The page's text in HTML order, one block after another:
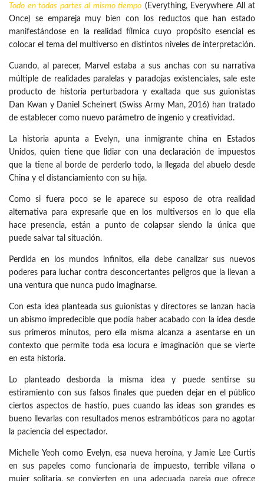
Todo en todas partes al mismo tiempo (Everything, Everywhere All at
Once) se empareja muy bien con los reductos que han estado
manifestándose en la realidad fílmica cuyo propósito esencial es
colocar el tema del multiverso en distintos niveles de interpretación.
Cuando, al parecer, Marvel estaba a sus anchas con su narrativa
múltiple de realidades paralelas y paradojas existenciales, sale este
producto de historia perturbadora y exaltada que sus guionistas
Dan Kwan y Daniel Scheinert (Swiss Army Man, 2016) han tratado
de establecer como nuevo parámetro de ingenio y creatividad.
La historia apunta a Evelyn, una inmigrante china en Estados
Unidos, quien tiene que lidiar con una declaración de impuestos
que la tiene al borde de perderlo todo, la llegada del abuelo desde
China y el distanciamiento con su hija.
Como si fuera poco se le aparece su esposo de otra realidad
alternativa para expresarle que en los multiversos en lo que ella
hace presencia, están a punto de colapsar siendo la única que
puede salvar tal situación.
Perdida en los mundos infinitos, ella debe canalizar sus nuevos
poderes para luchar contra desconcertantes peligros que la llevan a
una ventura que nunca pudo imaginarse.
Con esta idea planteada sus guionistas y directores se lanzan hacia
un abismo impredecible que podía haber acabado con la idea desde
sus primeros minutos, pero ella misma alcanza a asentarse en un
contexto que permite toda esa locura e imaginación que se vierte
en esta historia.
Lo planteado desborda la misma idea y puede sentirse su
estiramiento con sus falsos finales que pueden dejar en el público
ciertos aspectos de hastío, pues cuando las ideas son grandes es
bueno llevarlas con resultados menos estrambóticos para no agotar
la paciencia del espectador.
Michelle Yeoh como Evelyn, esa nueva heroína, y Jamie Lee Curtis
en sus papeles como funcionaria de impuesto, terrible villana o
mujer solitaria, se convierten en una adecuada pareja que ofrece